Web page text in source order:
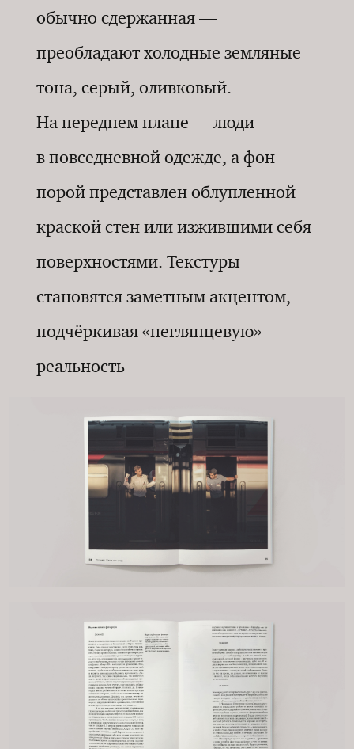
обычно сдержанная —
преобладают холодные земляные
тона, серый, оливковый.
На переднем плане — люди
в повседневной одежде, а фон
порой представлен облупленной
краской стен или изжившими себя
поверхностями. Текстуры
становятся заметным акцентом,
подчёркивая «неглянцевую»
реальность